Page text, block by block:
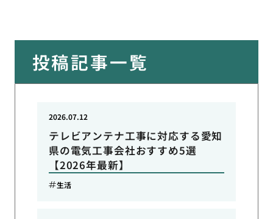
投稿記事一覧
テレビアンテナ工事に対応する愛知
県の電気工事会社おすすめ5選
【2026年最新】
2026.07.12
生活